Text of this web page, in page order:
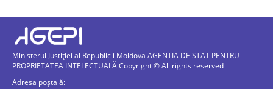
Ministerul Justiției al Republicii Moldova AGENTIA DE STAT PENTRU
PROPRIETATEA INTELECTUALĂ Copyright © All rights reserved
Adresa poștală: